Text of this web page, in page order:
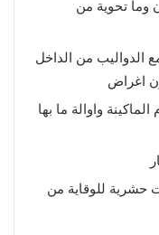
وما تحوية من
الدواليب من الداخل
اغراض
واوالة ما بها
حشرية للوقاية من